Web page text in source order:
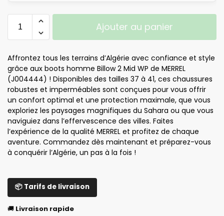
Ajouter au panier
Affrontez tous les terrains d’Algérie avec confiance et style
grâce aux boots homme Billow 2 Mid WP de MERREL
(J004444) ! Disponibles des tailles 37 à 41, ces chaussures
robustes et imperméables sont conçues pour vous offrir
un confort optimal et une protection maximale, que vous
exploriez les paysages magnifiques du Sahara ou que vous
naviguiez dans l’effervescence des villes. Faites
l’expérience de la qualité MERREL et profitez de chaque
aventure. Commandez dès maintenant et préparez-vous
à conquérir l’Algérie, un pas à la fois !
📦 Tarifs de livraison
🚚 Livraison rapide